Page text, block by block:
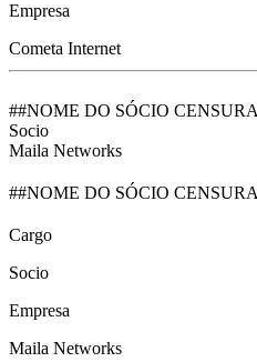
Empresa
Cometa Internet
##NOME DO SÓCIO
Socio
Maila Networks
##NOME DO SÓCIO
Cargo
Socio
Empresa
Maila Networks